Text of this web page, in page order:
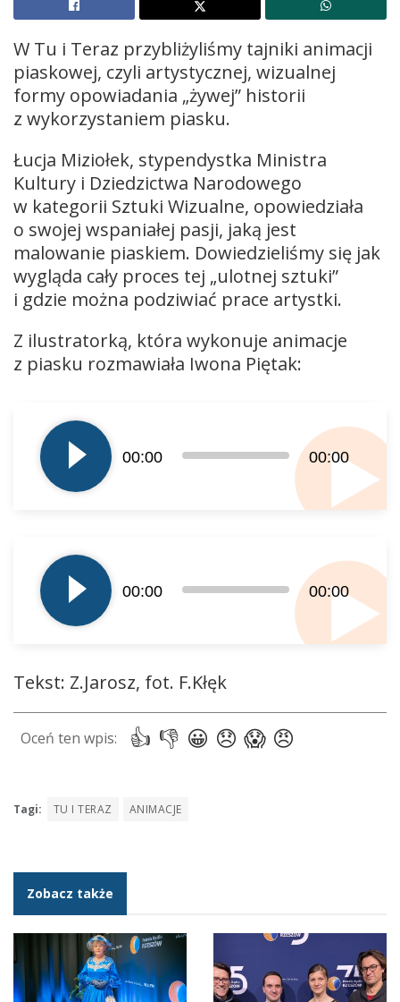
W Tu i Teraz przybliżyliśmy tajniki animacji
piaskowej, czyli artystycznej, wizualnej
formy opowiadania „żywej” historii
z wykorzystaniem piasku.
Łucja Miziołek, stypendystka Ministra
Kultury i Dziedzictwa Narodowego
w kategorii Sztuki Wizualne, opowiedziała
o swojej wspaniałej pasji, jaką jest
malowanie piaskiem. Dowiedzieliśmy się jak
wygląda cały proces tej „ulotnej sztuki”
i gdzie można podziwiać prace artystki.
Z ilustratorką, która wykonuje animacje
z piasku rozmawiała Iwona Piętak:
plików
dźwiękowych
00:00 00:00
plików
dźwiękowych
00:00 00:00
Tekst: Z.Jarosz, fot. F.Kłęk
Tagi: TU I TERAZ ANIMACJE
Zobacz także